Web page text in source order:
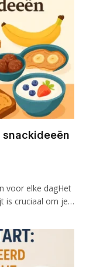
voor elke dagHet
is cruciaal om je…